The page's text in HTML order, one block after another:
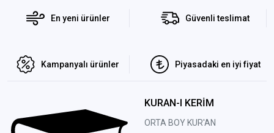
En yeni ürünler Güvenli teslimat
Kampanyalı ürünler Piyasadaki en iyi fiyat
KURAN-I KERİM
ORTA BOY KUR'AN